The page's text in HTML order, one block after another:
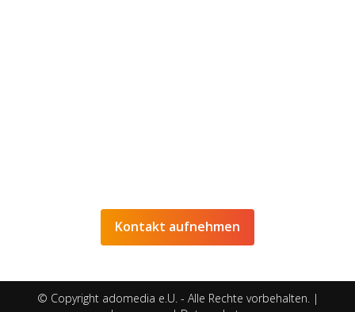
© Copyright adomedia e.U. - Alle Rechte vorbehalten. |